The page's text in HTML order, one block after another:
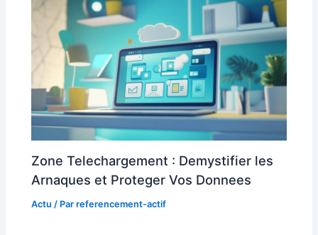
Zone Telechargement : Demystifier les
Arnaques et Proteger Vos Donnees
Actu / Parreferencement-actif